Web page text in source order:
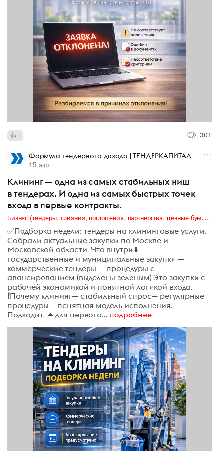
1 361
Формула тендерного дохода | ТЕНДЕРКАПИТАЛ
15 апр
Клининг — одна из самых стабильных ниш
в тендерах. И одна из самых быстрых точек
входа в первые контракты.
Бизнес (тендеры, слияния, поглощения, партнерства, ценные бумаги, акционеры, финансы и отчетность)
✅Подборка недели: тендеры на клининговые услуги.
Собрали актуальные закупки по Москве и
Московской области. Что внутри⬇ —
государственные и муниципальные закупки —
коммерческие тендеры — процедуры с
авансированием (выделены зеленым) Это закупки с
рабочей экономикой и понятной логикой входа.
❗́Почему клининг— стабильный спрос— регулярные
процедуры— понятная модель исполнения.
Подходит: 🔹для первого... подробнее